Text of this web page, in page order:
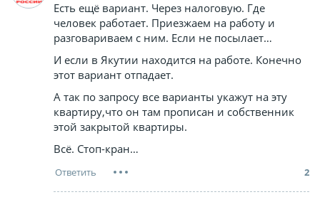
Есть ещё вариант. Через налоговую. Где
человек работает. Приезжаем на работу и
разговариваем с ним. Если не посылает…
И если в Якутии находится на работе. Конечно
этот вариант отпадает.
А так по запросу все варианты укажут на эту
квартиру,что он там прописан и собственник
этой закрытой квартиры.
Всё. Стоп-кран…
2